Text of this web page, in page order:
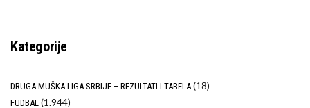
Kategorije
DRUGA MUŠKA LIGA SRBIJE – REZULTATI I TABELA (18)
FUDBAL (1.944)